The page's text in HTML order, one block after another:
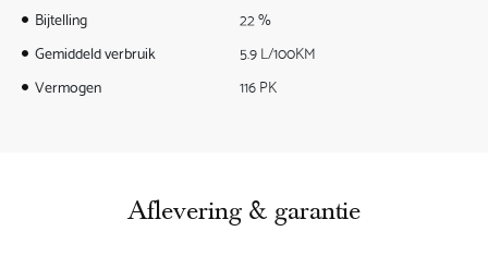
Bijtelling
22 %
Gemiddeld verbruik
5.9 L/100KM
Vermogen
116 PK
Aflevering & garantie